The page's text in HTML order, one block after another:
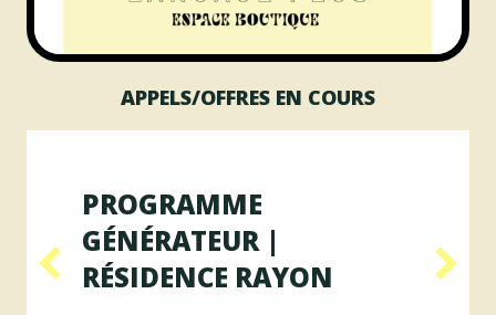
APPELS/OFFRES EN COURS
PROGRAMME
GÉNÉRATEUR |
RÉSIDENCE RAYON